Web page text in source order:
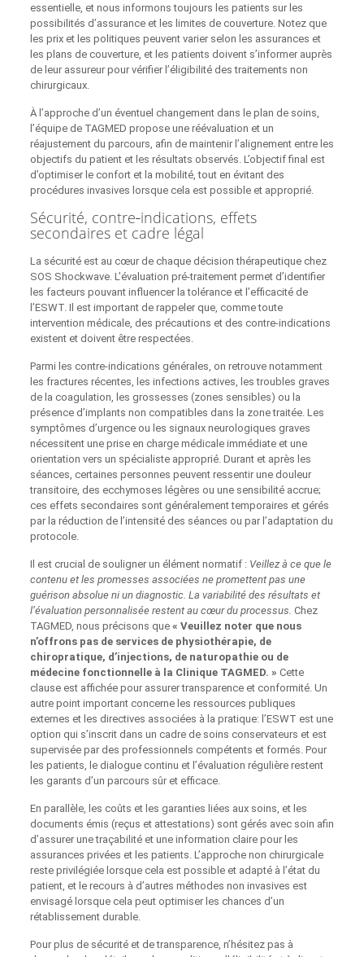
essentielle, et nous informons toujours les patients sur les
possibilités d’assurance et les limites de couverture. Notez que
les prix et les politiques peuvent varier selon les assurances et
les plans de couverture, et les patients doivent s’informer auprès
de leur assureur pour vérifier l’éligibilité des traitements non
chirurgicaux.
À l’approche d’un éventuel changement dans le plan de soins,
l’équipe de TAGMED propose une réévaluation et un
réajustement du parcours, afin de maintenir l’alignement entre les
objectifs du patient et les résultats observés. L’objectif final est
d’optimiser le confort et la mobilité, tout en évitant des
procédures invasives lorsque cela est possible et approprié.
Sécurité, contre‑indications, effets
secondaires et cadre légal
La sécurité est au cœur de chaque décision thérapeutique chez
SOS Shockwave. L’évaluation pré‑traitement permet d’identifier
les facteurs pouvant influencer la tolérance et l’efficacité de
l’ESWT. Il est important de rappeler que, comme toute
intervention médicale, des précautions et des contre‑indications
existent et doivent être respectées.
Parmi les contre‑indications générales, on retrouve notamment
les fractures récentes, les infections actives, les troubles graves
de la coagulation, les grossesses (zones sensibles) ou la
présence d’implants non compatibles dans la zone traitée. Les
symptômes d’urgence ou les signaux neurologiques graves
nécessitent une prise en charge médicale immédiate et une
orientation vers un spécialiste approprié. Durant et après les
séances, certaines personnes peuvent ressentir une douleur
transitoire, des ecchymoses légères ou une sensibilité accrue;
ces effets secondaires sont généralement temporaires et gérés
par la réduction de l’intensité des séances ou par l’adaptation du
protocole.
Il est crucial de souligner un élément normatif : Veillez à ce que le
contenu et les promesses associées ne promettent pas une
guérison absolue ni un diagnostic. La variabilité des résultats et
l’évaluation personnalisée restent au cœur du processus. Chez
TAGMED, nous précisons que « Veuillez noter que nous
n’offrons pas de services de physiothérapie, de
chiropratique, d’injections, de naturopathie ou de
médecine fonctionnelle à la Clinique TAGMED. » Cette
clause est affichée pour assurer transparence et conformité. Un
autre point important concerne les ressources publiques
externes et les directives associées à la pratique: l’ESWT est une
option qui s’inscrit dans un cadre de soins conservateurs et est
supervisée par des professionnels compétents et formés. Pour
les patients, le dialogue continu et l’évaluation régulière restent
les garants d’un parcours sûr et efficace.
En parallèle, les coûts et les garanties liées aux soins, et les
documents émis (reçus et attestations) sont gérés avec soin afin
d’assurer une traçabilité et une information claire pour les
assurances privées et les patients. L’approche non chirurgicale
reste privilégiée lorsque cela est possible et adapté à l’état du
patient, et le recours à d’autres méthodes non invasives est
envisagé lorsque cela peut optimiser les chances d’un
rétablissement durable.
Pour plus de sécurité et de transparence, n’hésitez pas à